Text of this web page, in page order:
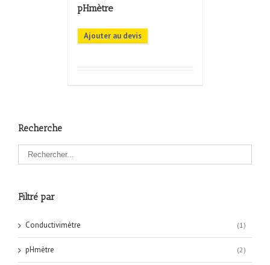
pHmètre
Ajouter au devis
Recherche
Filtré par
Conductivimètre (1)
pHmètre (2)